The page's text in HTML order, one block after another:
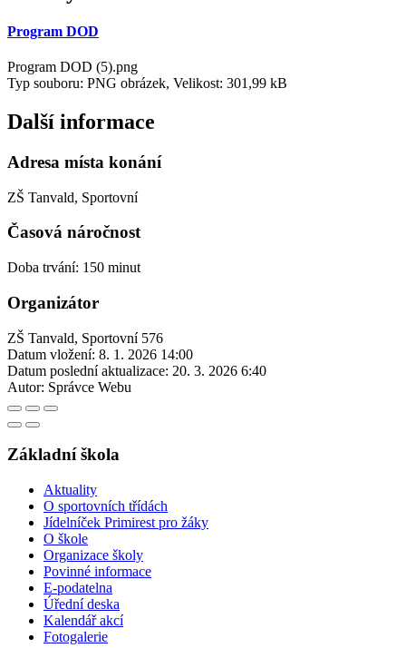
Program DOD
Program DOD (5).png
Typ souboru: PNG obrázek, Velikost: 301,99 kB
Další informace
Adresa místa konání
ZŠ Tanvald, Sportovní
Časová náročnost
Doba trvání: 150 minut
Organizátor
ZŠ Tanvald, Sportovní 576
Datum vložení: 8. 1. 2026 14:00
Datum poslední aktualizace: 20. 3. 2026 6:40
Autor: Správce Webu
Základní škola
Aktuality
O sportovních třídách
Jídelníček Primirest pro žáky
O škole
Organizace školy
Povinné informace
E-podatelna
Úřední deska
Kalendář akcí
Fotogalerie